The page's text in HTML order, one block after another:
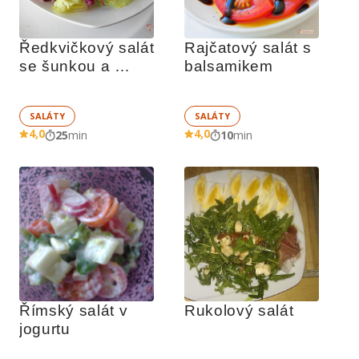
Ředkvičkový salát
se šunkou a
SALÁTY
4,0 25min
Rajčatový salát s
balsamikem
SALÁTY
4,0 10min
Římský salát v
jogurtu
Rukolový salát